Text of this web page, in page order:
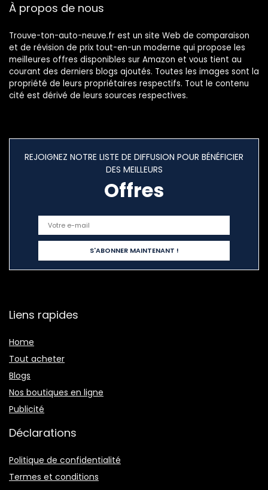
À propos de nous
Trouve-ton-auto-neuve.fr est un site Web de comparaison
et de révision de prix tout-en-un moderne qui propose les
meilleures offres disponibles sur Amazon et vous tient au
courant des derniers blogs ajoutés. Toutes les images sont la
propriété de leurs propriétaires respectifs. Tout le contenu
cité est dérivé de leurs sources respectives.
REJOIGNEZ NOTRE LISTE DE DIFFUSION POUR BÉNÉFICIER
DES MEILLEURS
Offres
Liens rapides
Home
Tout acheter
Blogs
Nos boutiques en ligne
Publicité
Déclarations
Politique de confidentialité
Termes et conditions